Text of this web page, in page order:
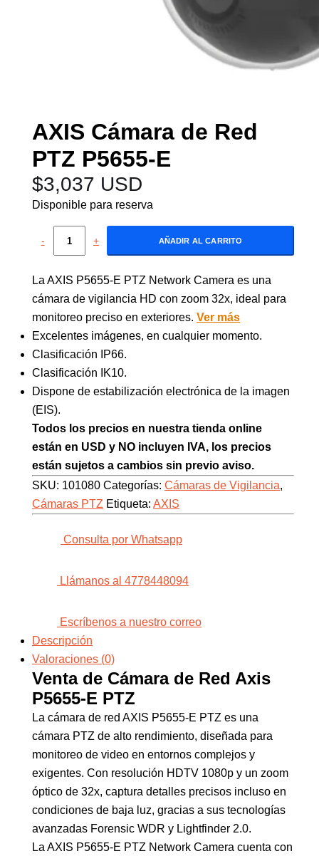
AXIS Cámara de Red
PTZ P5655-E
$3,037 USD
Disponible para reserva
- + AÑADIR AL CARRITO
La AXIS P5655-E PTZ Network Camera es una
cámara de vigilancia HD con zoom 32x, ideal para
monitoreo preciso en exteriores. Ver más
Excelentes imágenes, en cualquier momento.
Clasificación IP66.
Clasificación IK10.
Dispone de estabilización electrónica de la imagen
(EIS).
Todos los precios en nuestra tienda online
están en USD y NO incluyen IVA, los precios
están sujetos a cambios sin previo aviso.
SKU: 101080 Categorías: Cámaras de Vigilancia,
Cámaras PTZ Etiqueta: AXIS
Consulta por Whatsapp
Llámanos al 4778448094
Escríbenos a nuestro correo
Descripción
Valoraciones (0)
Venta de Cámara de Red Axis
P5655-E PTZ
La cámara de red AXIS P5655-E PTZ es una
cámara PTZ de alto rendimiento, diseñada para
monitoreo de video en entornos complejos y
exigentes. Con resolución HDTV 1080p y un zoom
óptico de 32x, captura detalles precisos incluso en
condiciones de baja luz, gracias a sus tecnologías
avanzadas Forensic WDR y Lightfinder 2.0.
La AXIS P5655-E PTZ Network Camera cuenta con